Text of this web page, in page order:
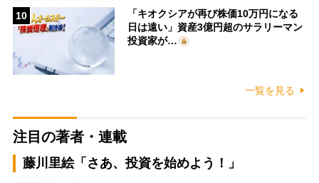
10
「キオクシアが再び株価10万円になる
日は遠い」資産3億円超のサラリーマン
投資家が…
一覧を見る
注目の著者・連載
藤川里絵「さあ、投資を始めよう！」